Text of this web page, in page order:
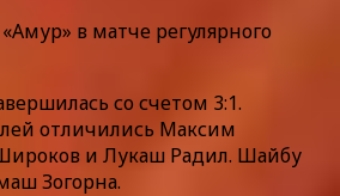
в матче регулярного
со счетом 3:1.
отличились Максим
и Лукаш Радил. Шайбу
Зогорна.